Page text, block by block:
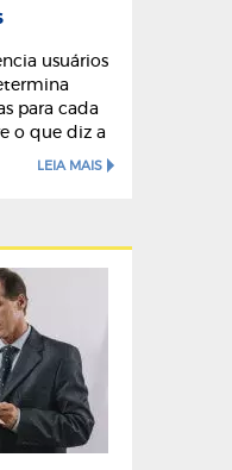
usuários
para cada
o que diz a
LEIA MAIS